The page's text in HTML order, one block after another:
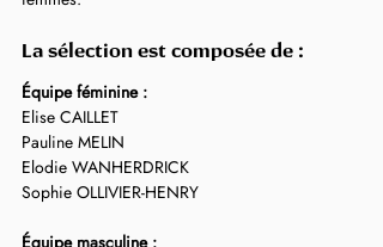
La sélection est composée de :
Équipe féminine :
Elise CAILLET
Pauline MELIN
Elodie WANHERDRICK
Sophie OLLIVIER-HENRY
Équipe masculine :